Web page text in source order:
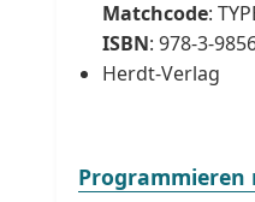
Matchcode:
ISBN: 978-3-
Herdt-Verlag
Programmieren